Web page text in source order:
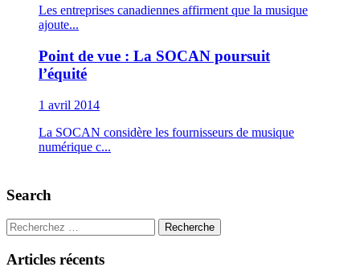
Les entreprises canadiennes affirment que la musique
ajoute...
Point de vue : La SOCAN poursuit
l’équité
1 avril 2014
La SOCAN considère les fournisseurs de musique
numérique c...
Search
Recherche
Articles récents